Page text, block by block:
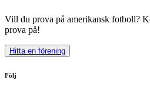
Vill du prova på amerikansk fotboll?
prova på!
Hitta en förening
Följ